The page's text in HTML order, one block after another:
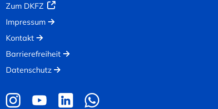
Zum DKFZ
Impressum
Kontakt
Barrierefreiheit
Datenschutz